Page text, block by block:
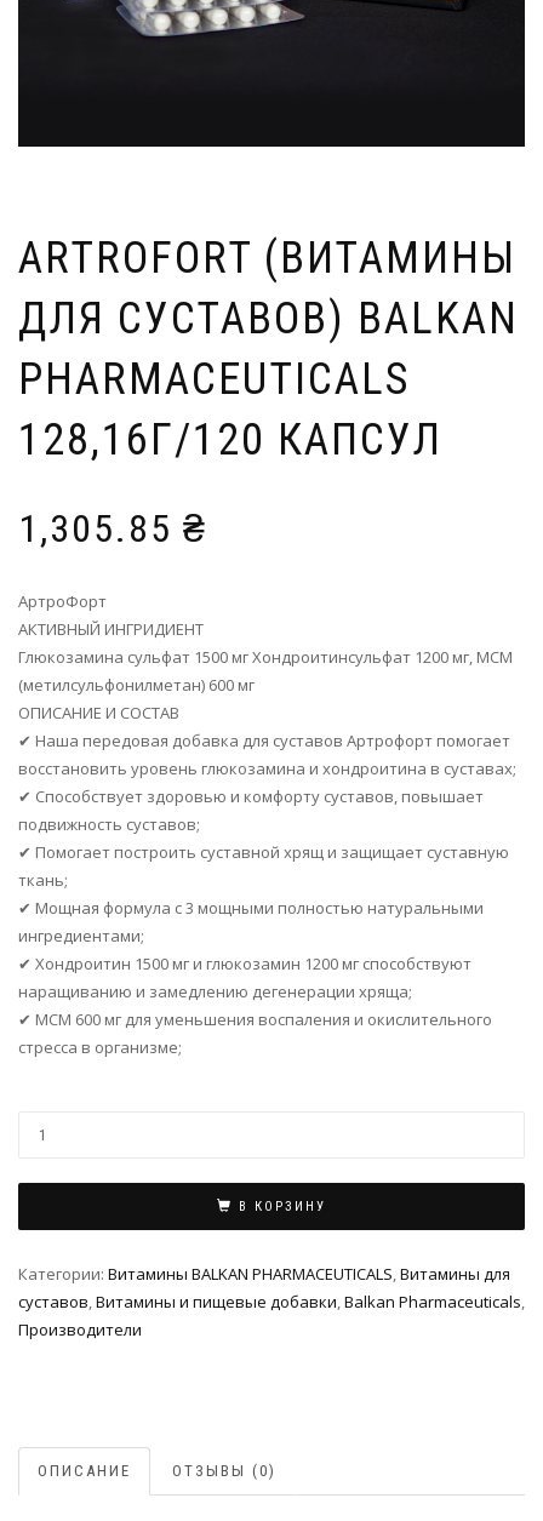
ARTROFORT (ВИТАМИНЫ
ДЛЯ СУСТАВОВ) BALKAN
PHARMACEUTICALS
128,16Г/120 КАПСУЛ
1,305.85 ₴
АртроФорт
АКТИВНЫЙ ИНГРИДИЕНТ
Глюкозамина сульфат 1500 мг Хондроитинсульфат 1200 мг, МСМ
(метилсульфонилметан) 600 мг
ОПИСАНИЕ И СОСТАВ
✔ Наша передовая добавка для суставов Артрофорт помогает
восстановить уровень глюкозамина и хондроитина в суставах;
✔ Способствует здоровью и комфорту суставов, повышает
подвижность суставов;
✔ Помогает построить суставной хрящ и защищает суставную
ткань;
✔ Мощная формула с 3 мощными полностью натуральными
ингредиентами;
✔ Хондроитин 1500 мг и глюкозамин 1200 мг способствуют
наращиванию и замедлению дегенерации хряща;
✔ МСМ 600 мг для уменьшения воспаления и окислительного
стресса в организме;
В КОРЗИНУ
Категории: Витамины BALKAN PHARMACEUTICALS,Витамины для
суставов,Витамины и пищевые добавки,Balkan Pharmaceuticals,
Производители
ОПИСАНИЕ ОТЗЫВЫ (0)